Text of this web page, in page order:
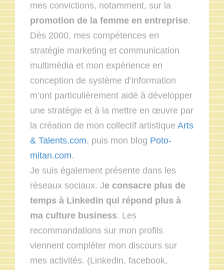
mes convictions, notamment, sur la
promotion de la femme en entreprise.
Dès 2000, mes compétences en
stratégie marketing et communication
multimédia et mon expérience en
conception de système d’information
m’ont particulièrement aidé à développer
une stratégie et à la mettre en œuvre par
la création de mon collectif artistique Arts
& Talents.com, puis mon blog Poto-
mitan.com.
Je suis également présente dans les
réseaux sociaux. Je consacre plus de
temps à Linkedin qui répond plus à
ma culture business. Les
recommandations sur mon profils
viennent compléter mon discours sur
mes activités. (Linkedin, facebook,